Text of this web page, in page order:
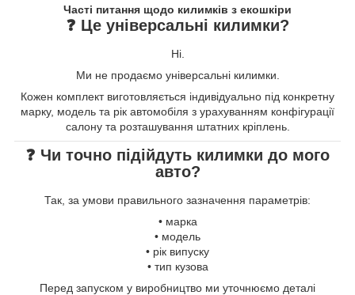
Часті питання щодо килимків з екошкіри
❓ Це універсальні килимки?
Ні.
Ми не продаємо універсальні килимки.
Кожен комплект виготовляється індивідуально під конкретну
марку, модель та рік автомобіля з урахуванням конфігурації
салону та розташування штатних кріплень.
❓ Чи точно підійдуть килимки до мого
авто?
Так, за умови правильного зазначення параметрів:
• марка
• модель
• рік випуску
• тип кузова
Перед запуском у виробництво ми уточнюємо деталі